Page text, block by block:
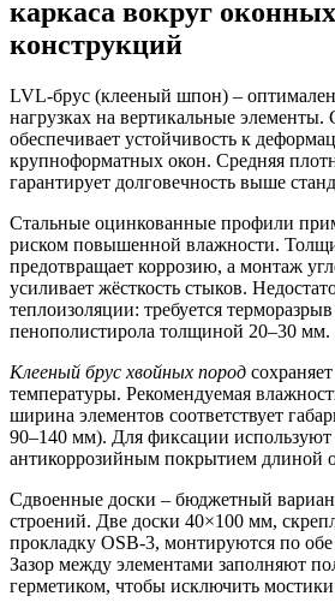
каркаса вокруг
конструкций
LVL-брус (клееный шпон) –
нагрузках на вертикальные
обеспечивает устойчивость к
крупноформатных окон. Средняя
гарантирует долговечность выше
Стальные оцинкованные профили
риском повышенной влажности.
предотвращает коррозию, а монтаж
усиливает жёсткость стыков.
теплоизоляции: требуется
пенополистирола толщиной 20–30 мм.
Клееный брус хвойных пород
температуры. Рекомендуемая
ширина элементов соответствует
90–140 мм). Для фиксации используют
антикоррозийным покрытием длиной
Сдвоенные доски – бюджетный
строений. Две доски 40×100 мм,
прокладку OSB-3, монтируются по
Зазор между элементами заполняют
герметиком, чтобы исключить мостики